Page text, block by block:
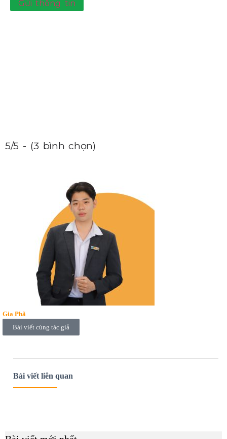
Gửi thông tin
5/5 - (3 bình chọn)
Gia Phã
Bài viết cùng tác giả
Bài viết liên quan